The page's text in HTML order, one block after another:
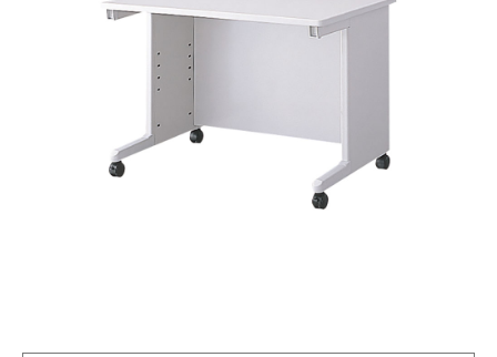
W800mmタイプD600mmタイプ
メーカー希望小売価格：
天板サイズは幅7種類×奥行3種類の21種類。
また、オプションのアジャスターで高さが3種類選べます。